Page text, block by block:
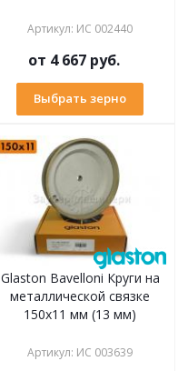
Артикул: ИС 002440
от 4 667 руб.
Выбрать зерно
Glaston Bavelloni Круги на
металлической связке
150х11 мм (13 мм)
Артикул: ИС 003639